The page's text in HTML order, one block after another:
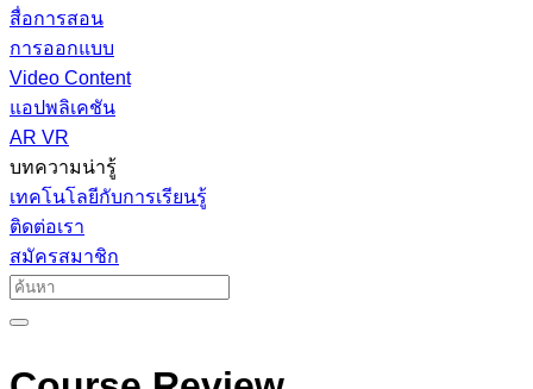
สื่อการสอน
การออกแบบ
Video Content
แอปพลิเคชัน
AR VR
บทความน่ารู้
เทคโนโลยีกับการเรียนรู้
ติดต่อเรา
สมัครสมาชิก